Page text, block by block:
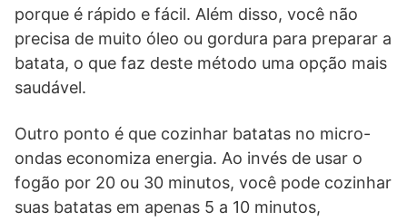
porque é rápido e fácil. Além disso, você não
precisa de muito óleo ou gordura para preparar a
batata, o que faz deste método uma opção mais
saudável.
Outro ponto é que cozinhar batatas no micro-
ondas economiza energia. Ao invés de usar o
fogão por 20 ou 30 minutos, você pode cozinhar
suas batatas em apenas 5 a 10 minutos,